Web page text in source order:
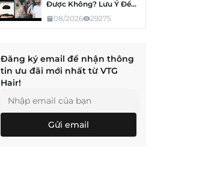
Được Không? Lưu Ý Để
Tóc Không Hư, Không
Tuột
08/2026 29275
Đăng ký email để nhận thông
tin ưu đãi mới nhất từ VTG
Hair!
Gửi email